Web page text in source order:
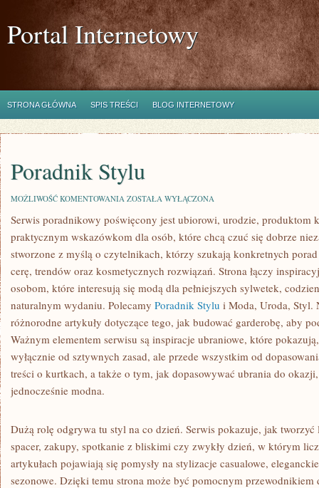
Portal Internetowy
STRONA GŁÓWNA SPIS TREŚCI BLOG INTERNETOWY
Poradnik Stylu
MOŻLIWOŚĆ KOMENTOWANIA PORADNIK
ZOSTAŁA WYŁĄCZONA
Serwis poradnikowy poświęcony jest ubiorowi, urodzie, produktom
praktycznym wskazówkom dla osób, które chcą czuć się dobrze
stworzone z myślą o czytelnikach, którzy szukają konkretnych
cerę, trendów oraz kosmetycznych rozwiązań. Strona łączy
osobom, które interesują się modą dla pełniejszych sylwetek,
naturalnym wydaniu. Polecamy Poradnik Stylu i Moda, Uroda, Styl.
różnorodne artykuły dotyczące tego, jak budować garderobę, aby
Ważnym elementem serwisu są inspiracje ubraniowe, które
wyłącznie od sztywnych zasad, ale przede wszystkim od
treści o kurtkach, a także o tym, jak dopasowywać ubrania do okazji,
jednocześnie modna.
Dużą rolę odgrywa tu styl na co dzień. Serwis pokazuje, jak tworzyć
spacer, zakupy, spotkanie z bliskimi czy zwykły dzień, w którym
artykułach pojawiają się pomysły na stylizacje casualowe,
sezonowe. Dzięki temu strona może być pomocnym